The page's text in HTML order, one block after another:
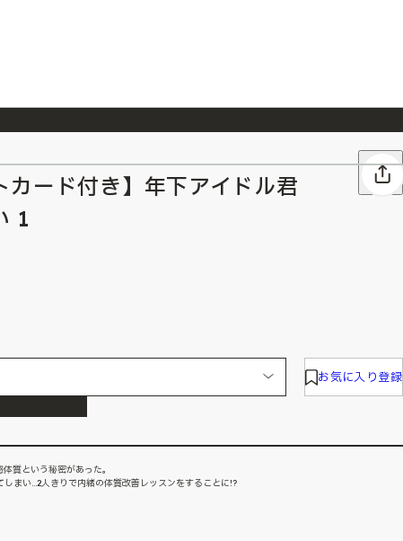
7/23 『ONE PIECE magazine 021 ONE PIECEカード付き同梱版』発売延期のご案内
カード付き】年下アイドル君
1
お気に入り登録
質という秘密があった。
まい…2人きりで内緒の体質改善レッスンをすることに!?